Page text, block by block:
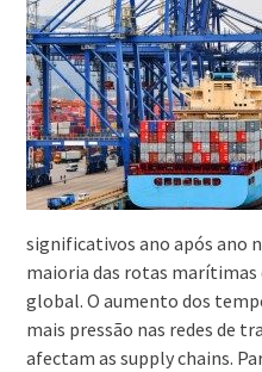
significativos ano após ano
maioria das rotas marítimas
global. O aumento dos
mais pressão nas redes de
afectam as supply chains.